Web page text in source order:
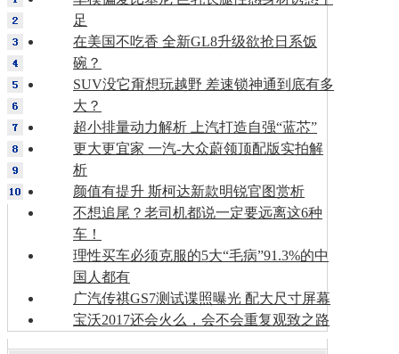
足
在美国不吃香 全新GL8升级欲抢日系饭
碗？
SUV没它甭想玩越野 差速锁神通到底有多
大？
超小排量动力解析 上汽打造自强“蓝芯”
更大更宜家 一汽-大众蔚领顶配版实拍解
析
颜值有提升 斯柯达新款明锐官图赏析
不想追尾？老司机都说一定要远离这6种
车！
理性买车必须克服的5大“毛病”91.3%的中
国人都有
广汽传祺GS7测试谍照曝光 配大尺寸屏幕
宝沃2017还会火么，会不会重复观致之路